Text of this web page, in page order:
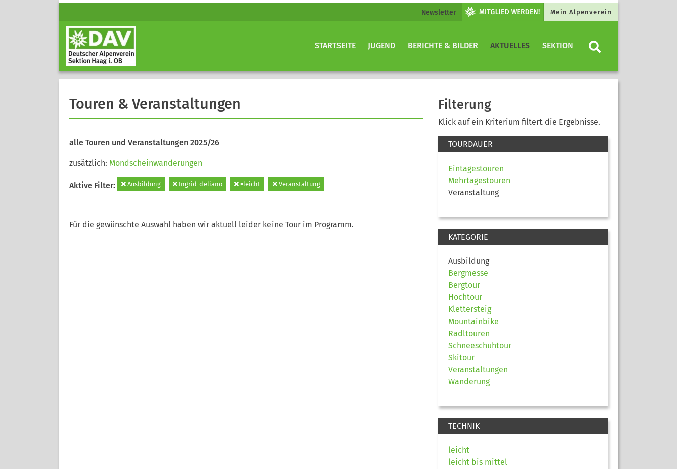
Newsletter Mein Alpenverein
STARTSEITE JUGEND BERICHTE & BILDER AKTUELLES SEKTION
Touren & Veranstaltungen
alle Touren und Veranstaltungen 2025/26
zusätzlich: Mondscheinwanderungen
Aktive Filter: Ausbildung Ingrid-deliano =leicht Veranstaltung
Für die gewünschte Auswahl haben wir aktuell leider keine Tour im Programm.
Filterung
Klick auf ein Kriterium filtert die Ergebnisse.
TOURDAUER
Eintagestouren
Mehrtagestouren
Veranstaltung
KATEGORIE
Ausbildung
Bergmesse
Bergtour
Hochtour
Klettersteig
Mountainbike
Radltouren
Schneeschuhtour
Skitour
Veranstaltungen
Wanderung
TECHNIK
leicht
leicht bis mittel